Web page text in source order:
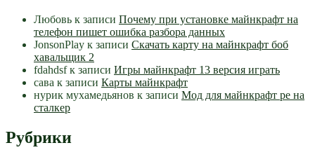
Любовь к записи Почему при установке майнкрафт на
телефон пишет ошибка разбора данных
JonsonPlay к записи Скачать карту на майнкрафт боб
хавальщик 2
fdahdsfк записи Игры майнкрафт 13 версия играть
сава к записи Карты майнкрафт
нурик мухамедьянов к записи Мод для майнкрафт pe на
сталкер
Рубрики